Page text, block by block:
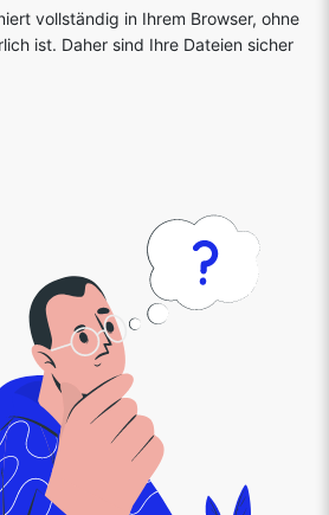
vollständig in Ihrem Browser, ohne
ist. Daher sind Ihre Dateien sicher